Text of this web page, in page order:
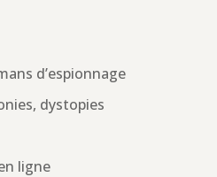
d’espionnage
dystopies
ligne